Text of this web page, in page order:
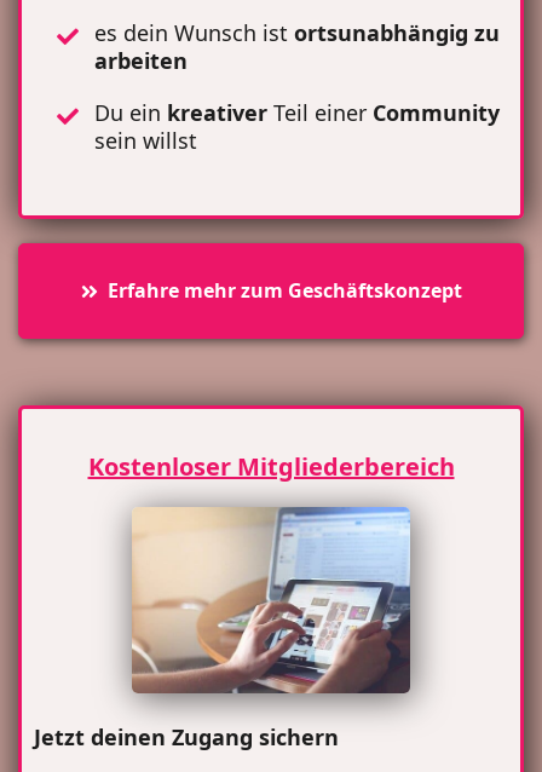
es dein Wunsch ist ortsunabhängig zu
arbeiten
Du ein kreativer Teil einer Community
sein willst
Erfahre mehr zum Geschäftskonzept
Kostenloser Mitgliederbereich
Jetzt deinen Zugang sichern